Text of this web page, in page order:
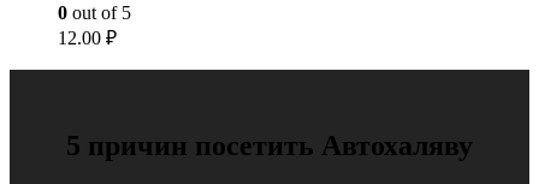
0 out of 5
12.00 ₽
5 причин посетить Автохаляву